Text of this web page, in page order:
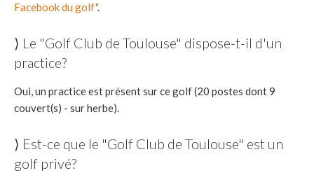
Facebook du golf".
⟩ Le "Golf Club de Toulouse" dispose-t-il d'un
practice?
Oui, un practice est présent sur ce golf (20 postes dont 9
couvert(s) - sur herbe).
⟩ Est-ce que le "Golf Club de Toulouse" est un
golf privé?